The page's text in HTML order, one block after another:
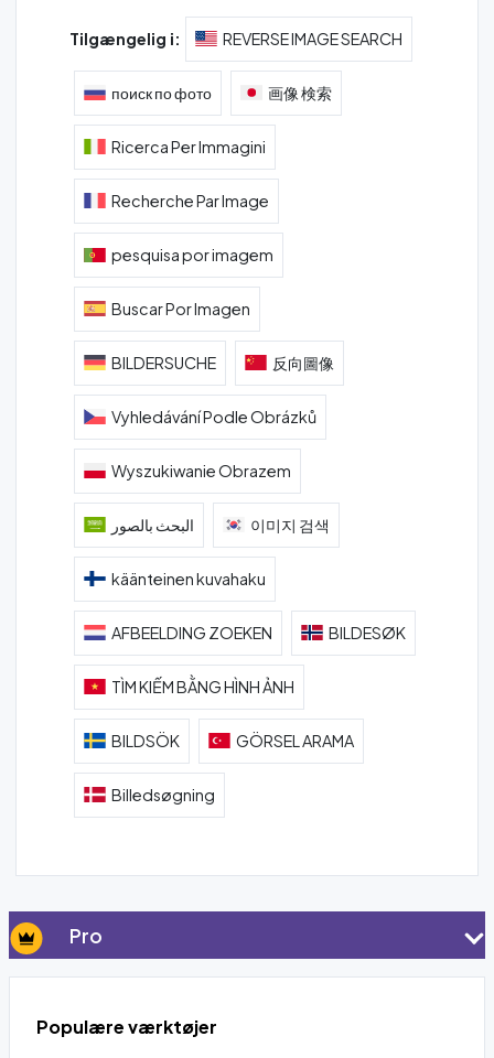
Tilgængelig i: REVERSE IMAGE SEARCH
поиск по фото 画像 検索
Ricerca Per Immagini
Recherche Par Image
pesquisa por imagem
Buscar Por Imagen
BILDERSUCHE 反向圖像
Vyhledávání Podle Obrázků
Wyszukiwanie Obrazem
البحث بالصور 이미지 검색
käänteinen kuvahaku
AFBEELDING ZOEKEN BILDESØK
TÌM KIẾM BẰNG HÌNH ẢNH
BILDSÖK GÖRSEL ARAMA
Billedsøgning
Pro
Populære værktøjer